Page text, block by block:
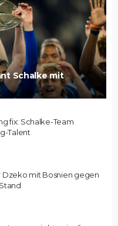
Schalke mit
fix: Schalke-Team
Talent
Dzeko mit Bosnien gegen